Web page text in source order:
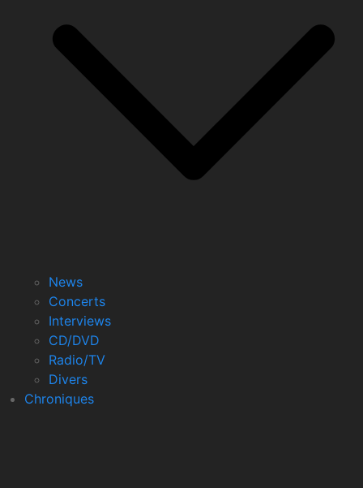
News
Concerts
Interviews
CD/DVD
Radio/TV
Divers
Chroniques